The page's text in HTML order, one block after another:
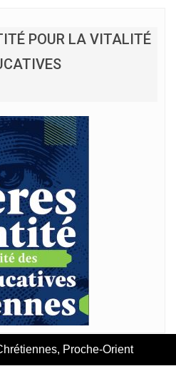
POUR LA VITALITÉ
Proche-Orient